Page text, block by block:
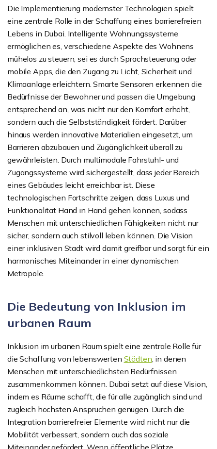
Die Implementierung modernster Technologien spielt
eine zentrale Rolle in der Schaffung eines barrierefreien
Lebens in Dubai. Intelligente Wohnungssysteme
ermöglichen es, verschiedene Aspekte des Wohnens
mühelos zu steuern, sei es durch Sprachsteuerung oder
mobile Apps, die den Zugang zu Licht, Sicherheit und
Klimaanlage erleichtern. Smarte Sensoren erkennen die
Bedürfnisse der Bewohner und passen die Umgebung
entsprechend an, was nicht nur den Komfort erhöht,
sondern auch die Selbstständigkeit fördert. Darüber
hinaus werden innovative Materialien eingesetzt, um
Barrieren abzubauen und Zugänglichkeit überall zu
gewährleisten. Durch multimodale Fahrstuhl- und
Zugangssysteme wird sichergestellt, dass jeder Bereich
eines Gebäudes leicht erreichbar ist. Diese
technologischen Fortschritte zeigen, dass Luxus und
Funktionalität Hand in Hand gehen können, sodass
Menschen mit unterschiedlichen Fähigkeiten nicht nur
sicher, sondern auch stilvoll leben können. Die Vision
einer inklusiven Stadt wird damit greifbar und sorgt für ein
harmonisches Miteinander in einer dynamischen
Metropole.
Die Bedeutung von Inklusion im
urbanen Raum
Inklusion im urbanen Raum spielt eine zentrale Rolle für
die Schaffung von lebenswerten Städten, in denen
Menschen mit unterschiedlichsten Bedürfnissen
zusammenkommen können. Dubai setzt auf diese Vision,
indem es Räume schafft, die für alle zugänglich sind und
zugleich höchsten Ansprüchen genügen. Durch die
Integration barrierefreier Elemente wird nicht nur die
Mobilität verbessert, sondern auch das soziale
Miteinander gefördert. Wenn öffentliche Plätze,